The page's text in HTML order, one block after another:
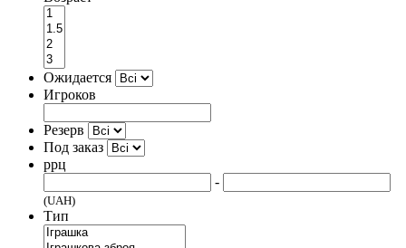
Ожидается
Игроков
Резерв
Под заказ
ррц
-
(UAH)
Тип